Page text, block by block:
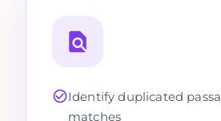
Identify duplicated
matches